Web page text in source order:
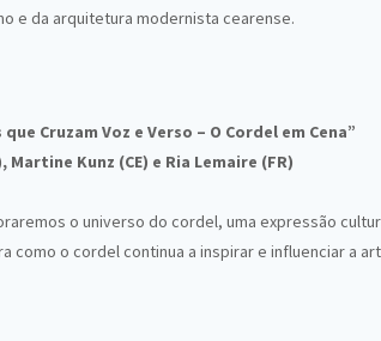
e da arquitetura modernista cearense.
Cruzam Voz e Verso – O Cordel em Cena”
Kunz (CE) e Ria Lemaire (FR)
o universo do cordel, uma expressão
como o cordel continua a inspirar e influenciar a